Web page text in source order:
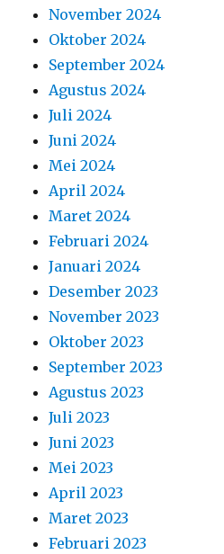
November 2024
Oktober 2024
September 2024
Agustus 2024
Juli 2024
Juni 2024
Mei 2024
April 2024
Maret 2024
Februari 2024
Januari 2024
Desember 2023
November 2023
Oktober 2023
September 2023
Agustus 2023
Juli 2023
Juni 2023
Mei 2023
April 2023
Maret 2023
Februari 2023